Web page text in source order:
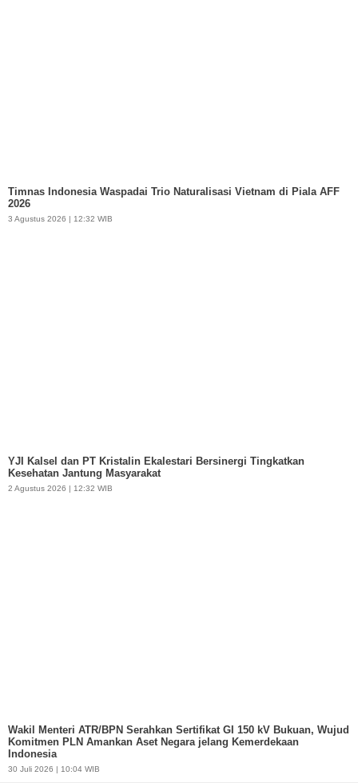
Timnas Indonesia Waspadai Trio Naturalisasi Vietnam di Piala AFF
2026
3 Agustus 2026 | 12:32 WIB
YJI Kalsel dan PT Kristalin Ekalestari Bersinergi Tingkatkan
Kesehatan Jantung Masyarakat
2 Agustus 2026 | 12:32 WIB
Wakil Menteri ATR/BPN Serahkan Sertifikat GI 150 kV Bukuan, Wujud
Komitmen PLN Amankan Aset Negara jelang Kemerdekaan
Indonesia
30 Juli 2026 | 10:04 WIB